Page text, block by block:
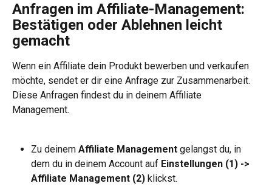
Anfragen im Affiliate-Management:
Bestätigen oder Ablehnen leicht
gemacht
Wenn ein Affiliate dein Produkt bewerben und verkaufen
möchte, sendet er dir eine Anfrage zur Zusammenarbeit.
Diese Anfragen findest du in deinem Affiliate
Management.
Zu deinem Affiliate Management gelangst du, in
dem du in deinem Account auf Einstellungen (1) ->
Affiliate Management (2) klickst.